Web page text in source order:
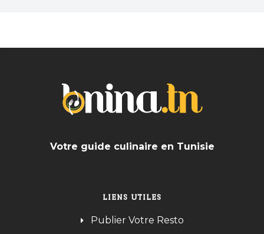
Votre guide culinaire en Tunisie
LIENS UTILES
Publier Votre Resto